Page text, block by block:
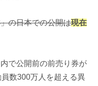
の日本での公開は現在
で公開前の前売り券が
数300万人を超える異